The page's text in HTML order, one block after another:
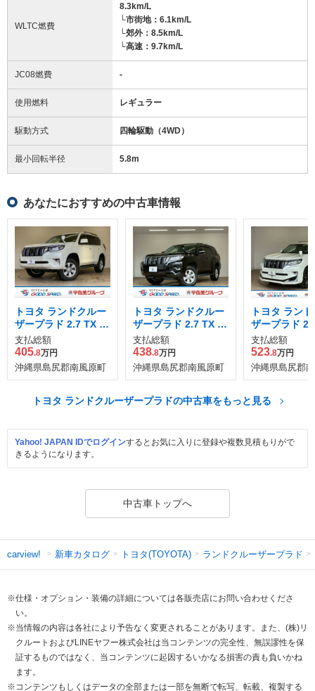
WLTC燃費
8.3km/L
└市街地：6.1km/L
└郊外：8.5km/L
└高速：9.7km/L
JC08燃費 -
使用燃料 レギュラー
駆動方式 四輪駆動（4WD）
最小回転半径 5.8m
あなたにおすすめの中古車情報
トヨタ ランドクルー
ザープラド 2.7 TX L
パッケージ 4WD
支払総額
405.8万円
沖縄県島尻郡南風原町
トヨタ ランドクルー
ザープラド 2.7 TX L
パッケージ 4WD
支払総額
438.8万円
沖縄県島尻郡南風原町
トヨタ ラン
ザープラド
パッケージ
ルターボ 4WD
支払総額
523.8万円
沖縄県島尻郡
トヨタ ランドクルーザープラドの中古車をもっと見る
Yahoo! JAPAN IDでログインするとお気に入りに登録や複数見積もりがで
きるようになります。
中古車トップへ
carview! 新車カタログ トヨタ(TOYOTA) ランドクルーザープラド
※仕様・オプション・装備の詳細については各販売店にお問い合わせくださ
い。
※当情報の内容は各社により予告なく変更されることがあります。また、(株)リ
クルートおよびLINEヤフー株式会社は当コンテンツの完全性、無誤謬性を保
証するものではなく、当コンテンツに起因するいかなる損害の責も負いかね
ます。
※コンテンツもしくはデータの全部または一部を無断で転写、転載、複製する